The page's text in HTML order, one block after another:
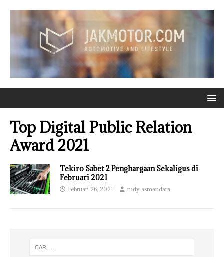
Top Digital Public Relation
Award 2021
Tekiro Sabet 2 Penghargaan Sekaligus di
Februari 2021
Februari 26, 2021 rudy asmandara